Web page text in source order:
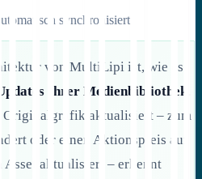
synchronisiert.
von MultiLipi ist, wie es
Ihrer Medienbibliothek
Originalgrafik aktualisiert – zum
oder einen Aktionspreis auf
aktualisiert – erkennt